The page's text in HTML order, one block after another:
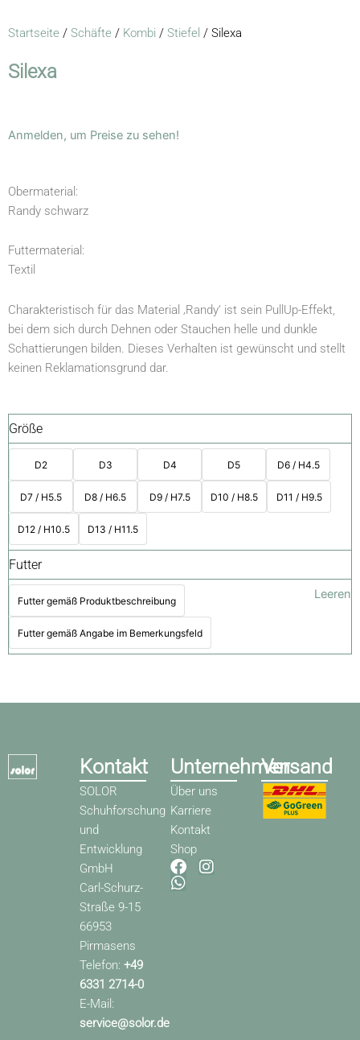
Startseite / Schäfte / Kombi / Stiefel / Silexa
Silexa
Anmelden, um Preise zu sehen!
Obermaterial:
Randy schwarz
Futtermaterial:
Textil
Charakteristisch für das Material ‚Randy‘ ist sein PullUp-Effekt,
bei dem sich durch Dehnen oder Stauchen helle und dunkle
Schattierungen bilden. Dieses Verhalten ist gewünscht und stellt
keinen Reklamationsgrund dar.
Größe
D2 D3 D4 D5 D6 / H4.5
D7 / H5.5 D8 / H6.5 D9 / H7.5 D10 / H8.5 D11 / H9.5
D12 / H10.5 D13 / H11.5
Futter
Futter gemäß Produktbeschreibung
Futter gemäß Angabe im Bemerkungsfeld
Leeren
Kontakt
SOLOR
Schuhforschung
und
Entwicklung
GmbH
Carl-Schurz-
Straße 9-15
66953
Pirmasens
Telefon:+49
6331 2714-0
E-Mail:
service@solor.de
Unternehmen
Über uns
Karriere
Kontakt
Shop
F
a
I
W
h
Versand